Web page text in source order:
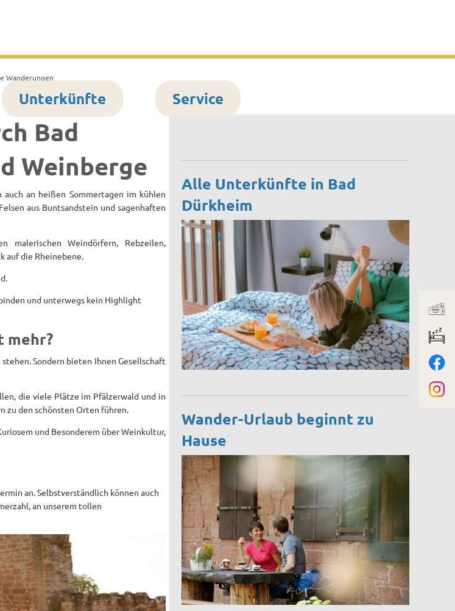
Unterkünfte Service
Wanderungen
Bad
Weinberge
auch an heißen Sommertagen im kühlen
aus Buntsandstein und sagenhaften
malerischen Weindörfern, Rebzeilen,
auf die Rheinebene.
und unterwegs kein Highlight
mehr?
Sondern bieten Ihnen Gesellschaft
die viele Plätze im Pfälzerwald und in
zu den schönsten Orten führen.
und Besonderem über Weinkultur,
an. Selbstverständlich können auch
an unserem tollen
Alle Unterkünfte in Bad
Dürkheim
Wander-Urlaub beginnt zu
Hause